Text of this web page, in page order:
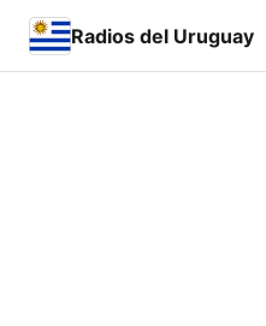
Radios del Uruguay